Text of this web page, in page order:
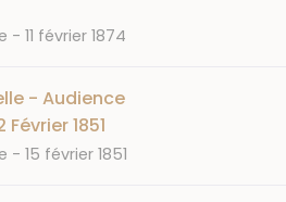
DATE
11 février 1874
- Audience
1851
DATE
15 février 1851